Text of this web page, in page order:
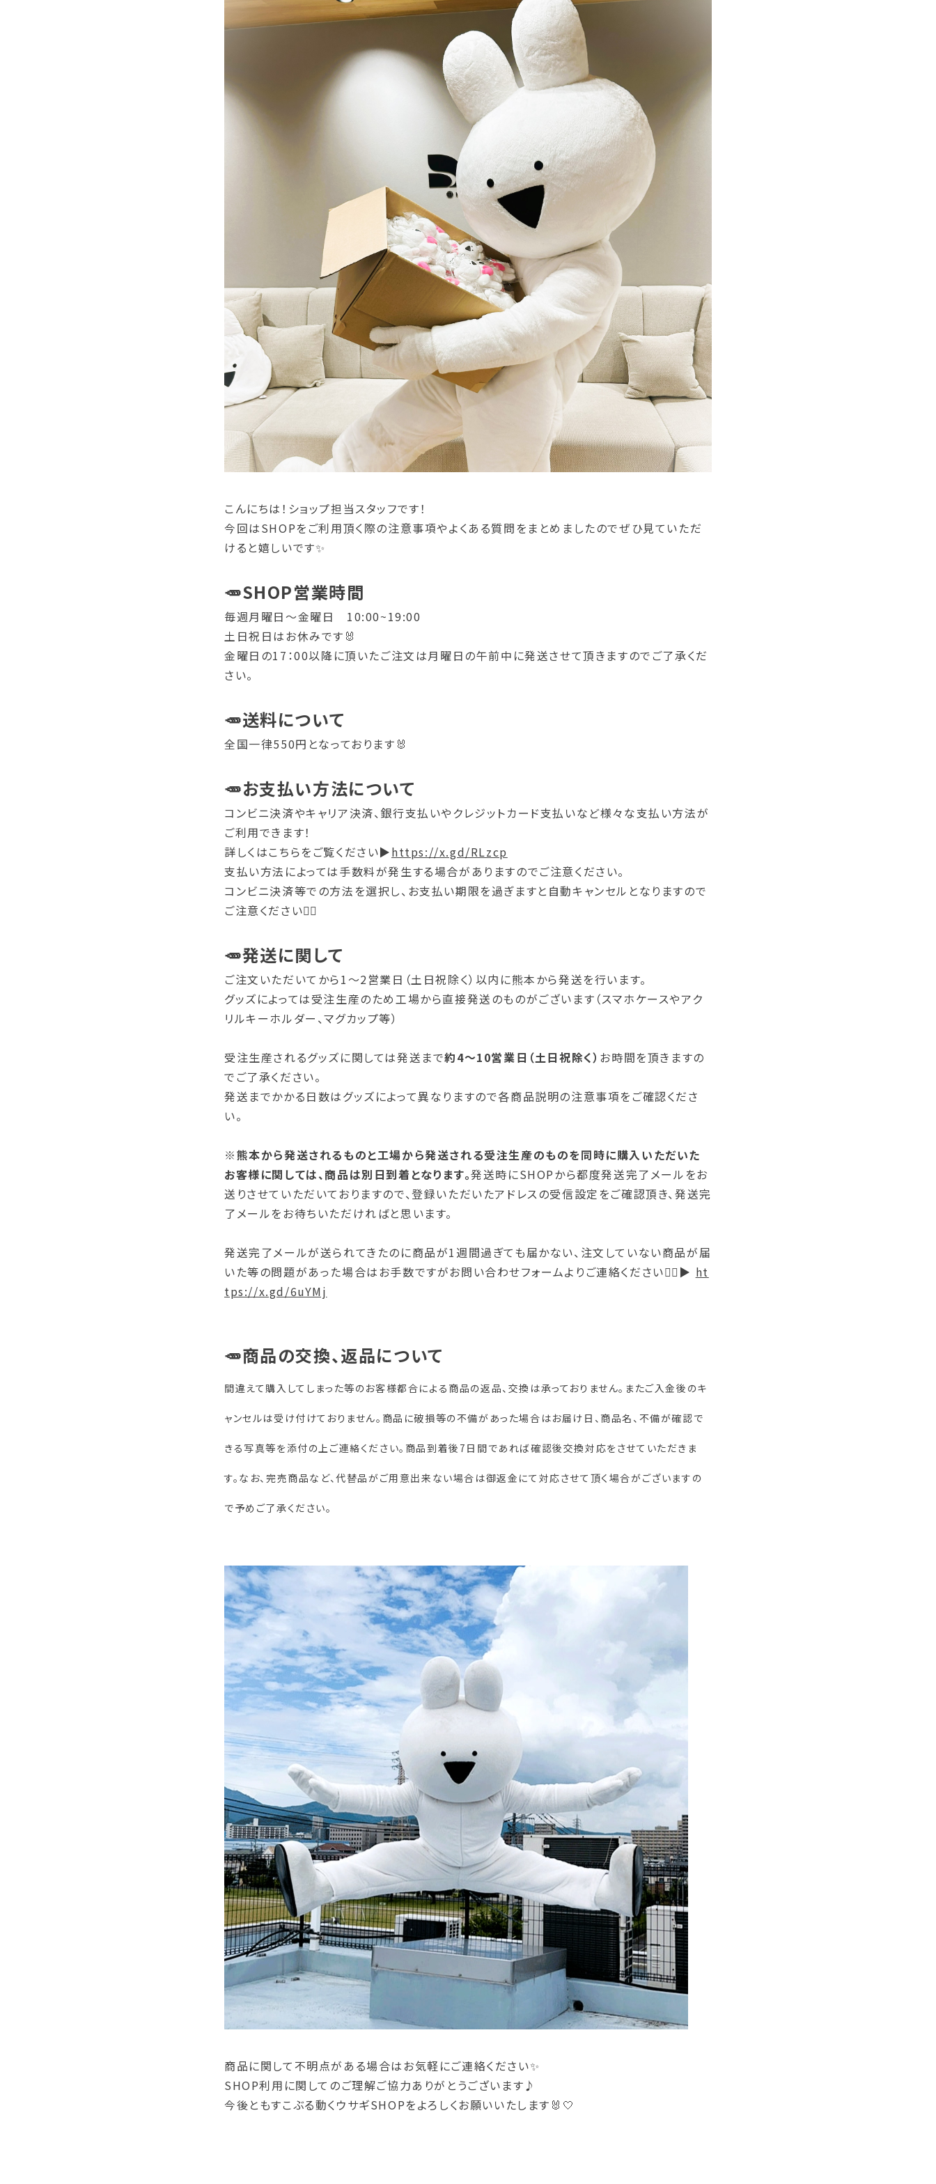
こんにちは！ショップ担当スタッフです！
今回はSHOPをご利用頂く際の注意事項やよくある質問をまとめましたのでぜひ見ていただ
けると嬉しいです✨
🥕SHOP営業時間
毎週月曜日～金曜日 10:00~19:00
土日祝日はお休みです🐰
金曜日の17：00以降に頂いたご注文は月曜日の午前中に発送させて頂きますのでご了承くだ
さい。
🥕送料について
全国一律550円となっております🐰
🥕お支払い方法について
コンビニ決済やキャリア決済、銀行支払いやクレジットカード支払いなど様々な支払い方法が
ご利用できます！
詳しくはこちらをご覧ください▶https://x.gd/RLzcp
支払い方法によっては手数料が発生する場合がありますのでご注意ください。
コンビニ決済等での方法を選択し、お支払い期限を過ぎますと自動キャンセルとなりますので
ご注意ください🙇‍♀
🥕発送に関して
ご注文いただいてから1～2営業日（土日祝除く）以内に熊本から発送を行います。
グッズによっては受注生産のため工場から直接発送のものがございます（スマホケースやアク
リルキーホルダー、マグカップ等）
受注生産されるグッズに関しては発送まで約4～10営業日（土日祝除く） お時間を頂きますの
でご了承ください。
発送までかかる日数はグッズによって異なりますので各商品説明の注意事項をご確認くださ
い。
※熊本から発送されるものと工場から発送される受注生産のものを同時に購入いただいた
お客様に関しては、商品は別日到着となります。発送時にSHOPから都度発送完了メールをお
送りさせていただいておりますので、登録いただいたアドレスの受信設定をご確認頂き、発送完
了メールをお待ちいただければと思います。
発送完了メールが送られてきたのに商品が1週間過ぎても届かない、注文していない商品が届
いた等の問題があった場合はお手数ですがお問い合わせフォームよりご連絡ください🙇‍♀▶ ht
tps://x.gd/6uYMj
🥕商品の交換、返品について
間違えて購入してしまった等のお客様都合による商品の返品、交換は承っておりません。またご入金後のキ
ャンセルは受け付けておりません。商品に破損等の不備があった場合はお届け日、商品名、不備が確認で
きる写真等を添付の上ご連絡ください。商品到着後7日間であれば確認後交換対応をさせていただきま
す。なお、完売商品など、代替品がご用意出来ない場合は御返金にて対応させて頂く場合がございますの
で予めご了承ください。
商品に関して不明点がある場合はお気軽にご連絡ください✨
SHOP利用に関してのご理解ご協力ありがとうございます♪
今後ともすこぶる動くウサギSHOPをよろしくお願いいたします🐰🤍